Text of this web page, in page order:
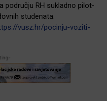
području RH sukladno pilot-
studenata.
vusz.hr/pocinju-voziti-